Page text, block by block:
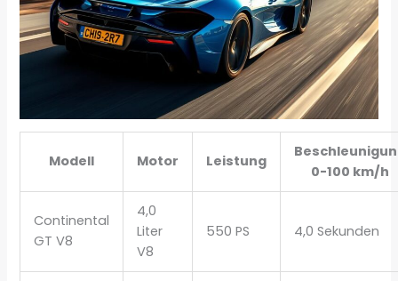
Modell Motor Leistung
0-100 km/h
Continental
GT V8
4,0
Liter
V8
550 PS 4,0 Sekunden